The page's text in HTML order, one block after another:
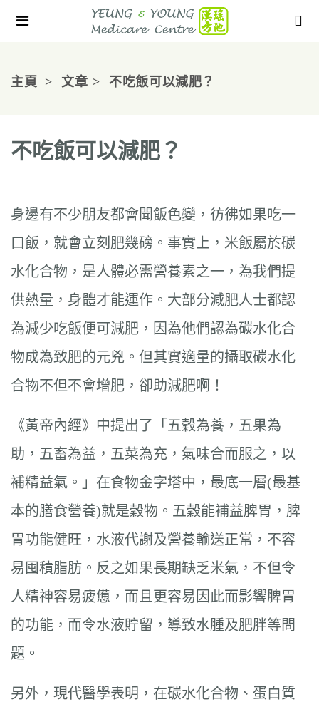
主頁 文章 不吃飯可以減肥？
不吃飯可以減肥？
身邊有不少朋友都會聞飯色變，彷彿如果吃一
口飯，就會立刻肥幾磅。事實上，米飯屬於碳
水化合物，是人體必需營養素之一，為我們提
供熱量，身體才能運作。大部分減肥人士都認
為減少吃飯便可減肥，因為他們認為碳水化合
物成為致肥的元兇。但其實適量的攝取碳水化
合物不但不會增肥，卻助減肥啊！
《黃帝內經》中提出了「五穀為養，五果為
助，五畜為益，五菜為充，氣味合而服之，以
補精益氣。」在食物金字塔中，最底一層(最基
本的膳食營養)就是穀物。五穀能補益脾胃，脾
胃功能健旺，水液代謝及營養輸送正常，不容
易囤積脂肪。反之如果長期缺乏米氣，不但令
人精神容易疲憊，而且更容易因此而影響脾胃
的功能，而令水液貯留，導致水腫及肥胖等問
題。
另外，現代醫學表明，在碳水化合物、蛋白質